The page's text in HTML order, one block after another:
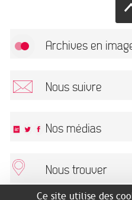
Archives en
Nous suivre
Ce champ est exigé.
Nos médias
Nous trouver
ARCHIVES MUNICIPALES
Ce site utilise des